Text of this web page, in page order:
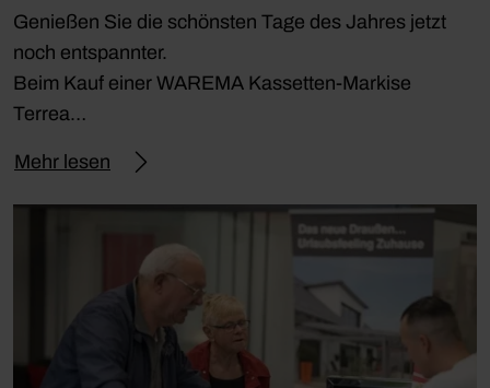
Genießen Sie die schönsten Tage des Jahres jetzt
noch entspannter.
Beim Kauf einer WAREMA Kassetten-Markise
Terrea…
Mehr lesen